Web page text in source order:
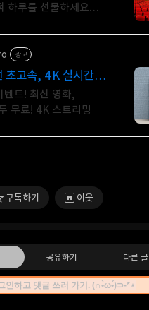
하루를 선물하세요
트가 될 수 있습니다.
광고
초고속, 4K 실시간
벤트! 최신 영화,
무료! 4K 스트리밍
구독하기 이웃
공유하기 다른 글
인하고 댓글 쓰러 가기. (∩•̀ω•́)⊃-*⋆